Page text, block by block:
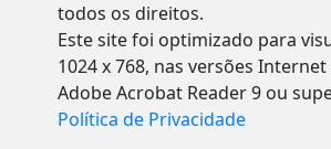
todos os direitos.
Este site foi optimizado para
1024 x 768, nas versões
Adobe Acrobat Reader 9 ou
Política de Privacidade